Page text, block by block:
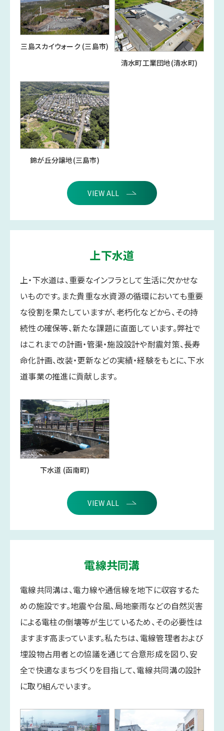
三島スカイウォーク (三島市)
清水町工業団地(清水町)
錦が丘分譲地(三島市)
VIEW ALL
上下水道
上・下水道は、重要なインフラとして生活に欠かせな
いものです。また貴重な水資源の循環においても重要
な役割を果たしていますが、老朽化などから、その持
続性の確保等、新たな課題に直面しています。弊社で
はこれまでの計画・管渠・施設設計や耐震対策、長寿
命化計画、改装・更新などの実績・経験をもとに、下水
道事業の推進に貢献します。
下水道 (函南町)
VIEW ALL
電線共同溝
電線共同溝は、電力線や通信線を地下に収容するた
めの施設です。地震や台風、局地豪雨などの自然災害
による電柱の倒壊等が生じているため、その必要性は
ますます高まっています。私たちは、電線管理者および
埋設物占用者との協議を通じて合意形成を図り、安
全で快適なまちづくりを目指して、電線共同溝の設計
に取り組んでいます。